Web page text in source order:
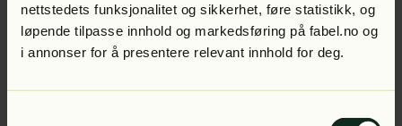
nettstedets funksjonalitet og sikkerhet, føre statistikk, og
løpende tilpasse innhold og markedsføring på fabel.no og
i annonser for å presentere relevant innhold for deg.